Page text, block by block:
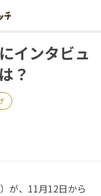
インタビュ
？
が、11月12日から